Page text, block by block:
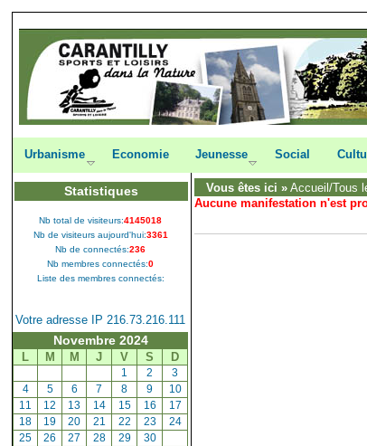
Urbanisme Economie Jeunesse Social
Statistiques
Nb total de visiteurs:4145018
Nb de visiteurs aujourd'hui:3361
Nb de connectés:236
Nb membres connectés:0
Liste des membres connectés:
Votre adresse IP 216.73.216.111
Novembre 2024
L M M J V S D
[1 [2 [3
[4] [5] [6 [7 [8 [9 [10]
[11 [12 [13 [14] [15] [16 [17
[18 [19 [20 [21 [22 [23] [24]
[25 [26 [27 [28] [29] [30]
Vous êtes ici » Accueil/Tous
Aucune manifestation n'est